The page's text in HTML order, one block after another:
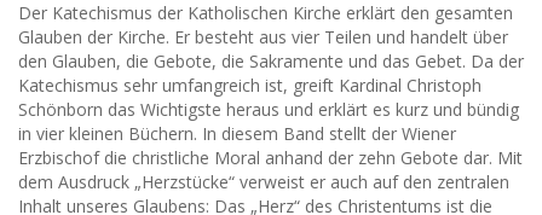
Der Katechismus der Katholischen Kirche erklärt den gesamten
Glauben der Kirche. Er besteht aus vier Teilen und handelt über
den Glauben, die Gebote, die Sakramente und das Gebet. Da der
Katechismus sehr umfangreich ist, greift Kardinal Christoph
Schönborn das Wichtigste heraus und erklärt es kurz und bündig
in vier kleinen Büchern. In diesem Band stellt der Wiener
Erzbischof die christliche Moral anhand der zehn Gebote dar. Mit
dem Ausdruck „Herzstücke“ verweist er auch auf den zentralen
Inhalt unseres Glaubens: Das „Herz“ des Christentums ist die